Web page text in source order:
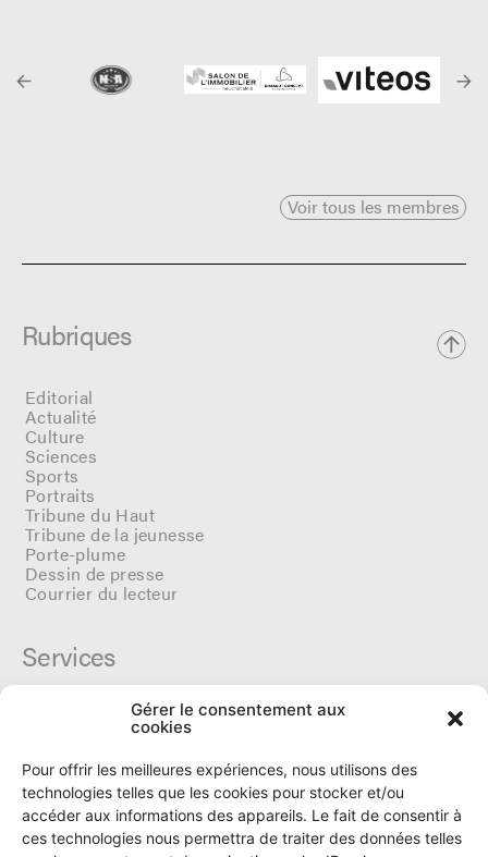
Gérer le consentement aux
cookies
Pour offrir les meilleures expériences, nous utilisons des
technologies telles que les cookies pour stocker et/ou
accéder aux informations des appareils. Le fait de consentir à
ces technologies nous permettra de traiter des données telles
Voir tous les membres
Rubriques
Editorial
Actualité
Culture
Sciences
Sports
Portraits
Tribune du Haut
Tribune de la jeunesse
Porte-plume
Dessin de presse
Courrier du lecteur
Services
Archives
Tarifs et dates de parutions
Politique de cookies
Politique de confidentialité